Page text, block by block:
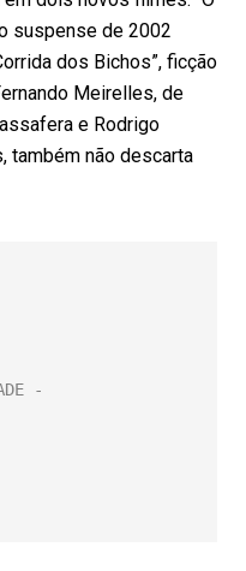
suspense de 2002
dos Bichos”, ficção
Meirelles, de
e Rodrigo
também não descarta